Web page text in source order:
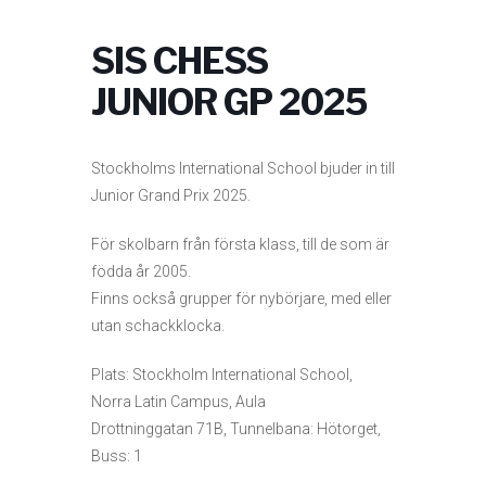
SIS CHESS
JUNIOR GP 2025
Stockholms International School bjuder in till
Junior Grand Prix 2025.
För skolbarn från första klass, till de som är
födda år 2005.
Finns också grupper för nybörjare, med eller
utan schackklocka.
Plats: Stockholm International School,
Norra Latin Campus, Aula
Drottninggatan 71B, Tunnelbana: Hötorget,
Buss: 1